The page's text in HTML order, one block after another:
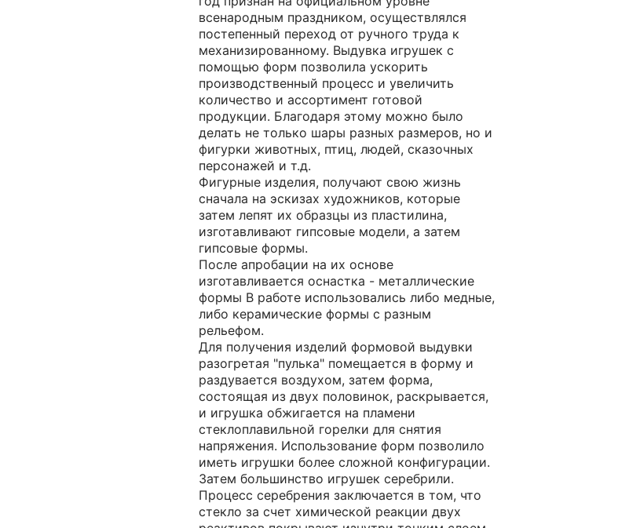
всенародным праздником, осуществлялся
постепенный переход от ручного труда к
механизированному. Выдувка игрушек с
помощью форм позволила ускорить
производственный процесс и увеличить
количество и ассортимент готовой
продукции. Благодаря этому можно было
делать не только шары разных размеров, но и
фигурки животных, птиц, людей, сказочных
персонажей и т.д.
Фигурные изделия, получают свою жизнь
сначала на эскизах художников, которые
затем лепят их образцы из пластилина,
изготавливают гипсовые модели, а затем
гипсовые формы.
После апробации на их основе
изготавливается оснастка - металлические
формы В работе использовались либо медные,
либо керамические формы с разным
рельефом.
Для получения изделий формовой выдувки
разогретая "пулька" помещается в форму и
раздувается воздухом, затем форма,
состоящая из двух половинок, раскрывается,
и игрушка обжигается на пламени
стеклоплавильной горелки для снятия
напряжения. Использование форм позволило
иметь игрушки более сложной конфигурации.
Затем большинство игрушек серебрили.
Процесс серебрения заключается в том, что
стекло за счет химической реакции двух